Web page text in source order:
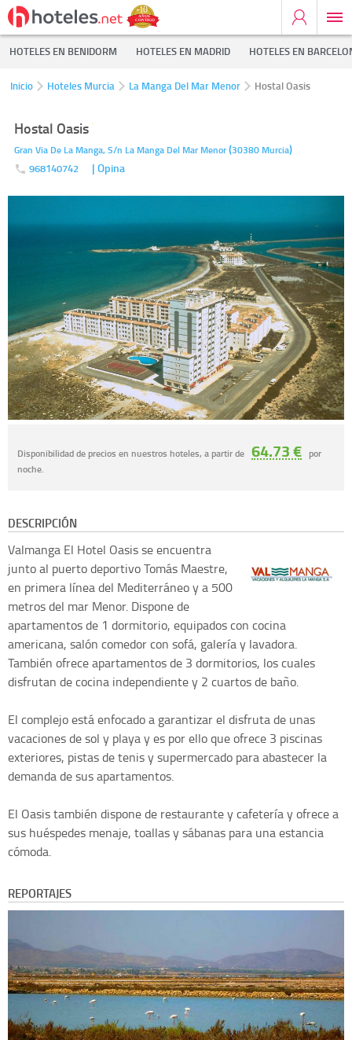
HOTELES EN BENIDORM HOTELES EN MADRID HOTELES EN
Inicio Hoteles Murcia La Manga Del Mar Menor Hostal Oasis
Hostal Oasis
Gran Via De La Manga, S/n La Manga Del Mar Menor(30380 Murcia)
968140742 | Opina
Disponibilidad de precios en nuestros hoteles, a partir de 64.73 € por
noche.
DESCRIPCIÓN
Valmanga El Hotel Oasis se encuentra
junto al puerto deportivo Tomás Maestre,
en primera línea del Mediterráneo y a 500
metros del mar Menor. Dispone de
apartamentos de 1 dormitorio, equipados con cocina
americana, salón comedor con sofá, galería y lavadora.
También ofrece apartamentos de 3 dormitorios, los cuales
disfrutan de cocina independiente y 2 cuartos de baño.
El complejo está enfocado a garantizar el disfruta de unas
vacaciones de sol y playa y es por ello que ofrece 3 piscinas
exteriores, pistas de tenis y supermercado para abastecer la
demanda de sus apartamentos.
El Oasis también dispone de restaurante y cafetería y ofrece a
sus huéspedes menaje, toallas y sábanas para una estancia
cómoda.
REPORTAJES